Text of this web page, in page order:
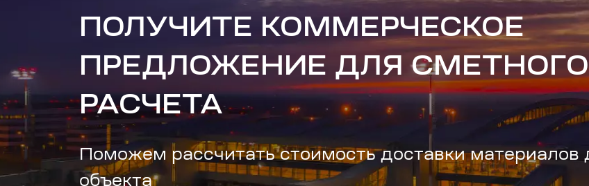
ПОЛУЧИТЕ КОММЕРЧЕСКОЕ
ПРЕДЛОЖЕНИЕ ДЛЯ СМЕТНОГО
РАСЧЕТА
Поможем рассчитать стоимость доставки материалов
объекта